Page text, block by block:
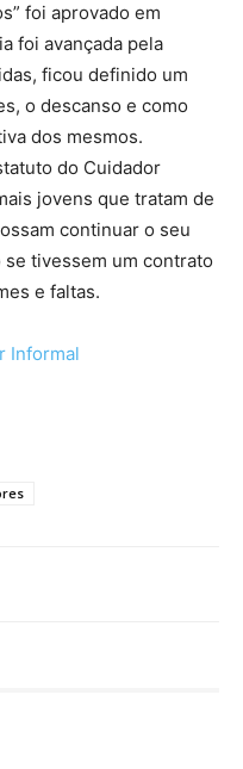
foi aprovado em
foi avançada pela
ficou definido um
o descanso e como
dos mesmos.
do Cuidador
jovens que tratam de
continuar o seu
tivessem um contrato
e faltas.
Informal